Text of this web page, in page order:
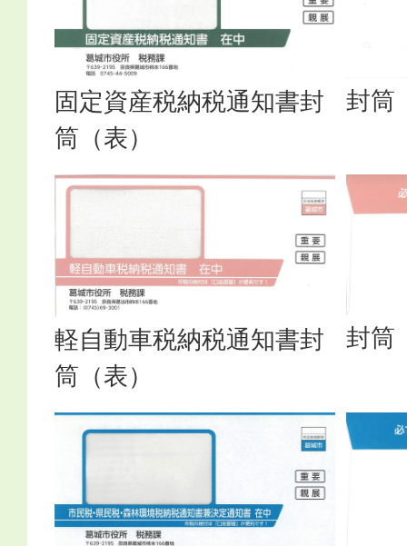
固定資産税納税通知書封
筒（表）
封筒
軽自動車税納税通知書封
筒（表）
封筒